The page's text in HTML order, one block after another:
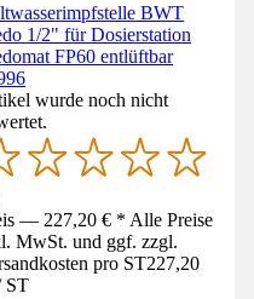
BWT
1/2" für Dosierstation
FP60 entlüftbar
wurde noch nicht
— 227,20 € * Alle Preise
MwSt. und ggf. zzgl.
pro ST227,20
ST